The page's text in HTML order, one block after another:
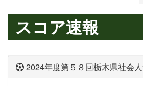
スコア速報
2024年度第５８回栃木県社会